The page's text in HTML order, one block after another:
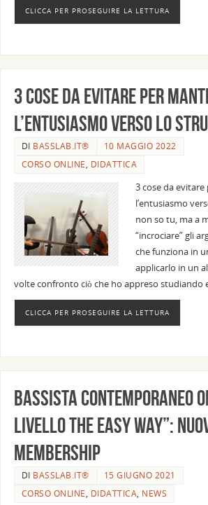
CLICCA PER PROSEGUIRE LA LETTURA
3 cose da evitare per
l’entusiasmo verso lo
DI BASSLAB.IT®
10 MAGGIO 2022
CORSO ONLINE, DIDATTICA
3 cose da
l’entusiasmo
non so tu, ma a
“incrociare” gli
che funziona in
applicarlo in un
volte confronto ciò che ho appreso studiando
CLICCA PER PROSEGUIRE LA LETTURA
Bassista Contemporaneo
livello The easy way”:
membership
DI BASSLAB.IT®
15 GIUGNO 2021
CORSO ONLINE, DIDATTICA, NEWS